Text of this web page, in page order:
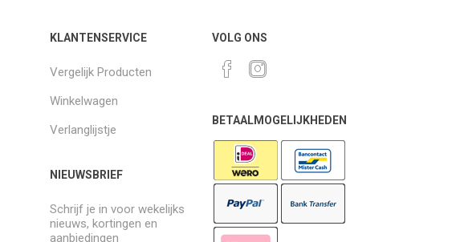
KLANTENSERVICE
Vergelijk Producten
Winkelwagen
Verlanglijstje
NIEUWSBRIEF
Schrijf je in voor wekelijks
nieuws, kortingen en
aanbiedingen
VOLG ONS
BETAALMOGELIJKHEDEN